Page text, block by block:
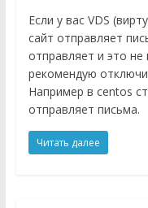
Если у вас VDS
сайт отправляет
отправляет и это
рекомендую
Например в centos
отправляет письма.
Читать далее